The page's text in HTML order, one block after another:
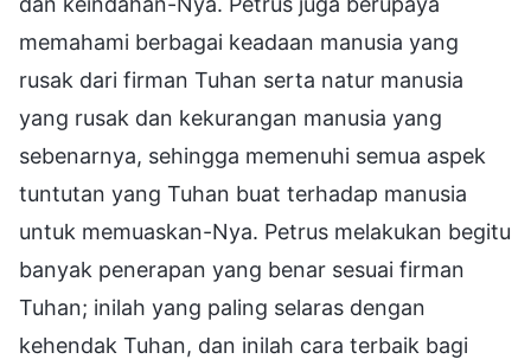
memahami berbagai keadaan manusia yang
rusak dari firman Tuhan serta natur manusia
yang rusak dan kekurangan manusia yang
sebenarnya, sehingga memenuhi semua aspek
tuntutan yang Tuhan buat terhadap manusia
untuk memuaskan-Nya. Petrus melakukan begitu
banyak penerapan yang benar sesuai firman
Tuhan; inilah yang paling selaras dengan
kehendak Tuhan, dan inilah cara terbaik bagi